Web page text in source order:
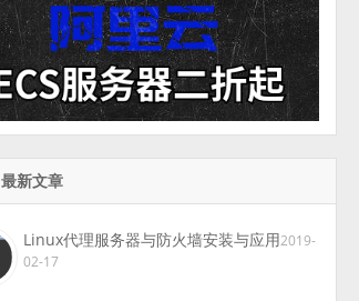
最新文章
Linux代理服务器与防火墙安装与应用2019-
02-17